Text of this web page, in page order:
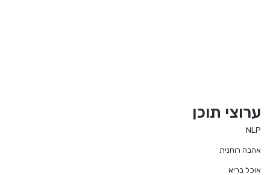
ערוצי תוכן
NLP
אהבה רוחנית
אוכל בריא